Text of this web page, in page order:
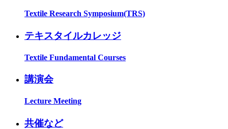
Textile Research Symposium(TRS)
テキスタイルカレッジ
Textile Fundamental Courses
講演会
Lecture Meeting
共催など